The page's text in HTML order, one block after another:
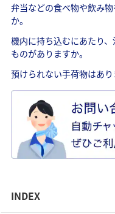
弁当などの食べ物や飲み
か。
機内に持ち込むにあたり
ものがありますか。
預けられない手荷物はあり
INDEX